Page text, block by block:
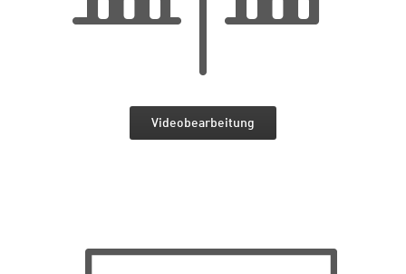
Videobearbeitung